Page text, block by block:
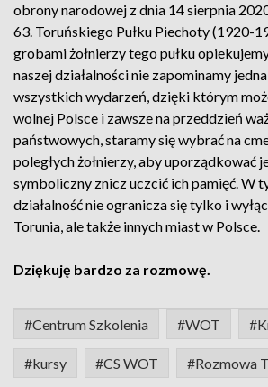
obrony narodowej z dnia 14 sierpnia
63. Toruńskiego Pułku Piechoty (1920-
grobami żołnierzy tego pułku
naszej działalności nie zapominamy
wszystkich wydarzeń, dzięki którym
wolnej Polsce i zawsze na przeddzień
państwowych, staramy się wybrać na
poległych żołnierzy, aby uporządkować
symboliczny znicz uczcić ich pamięć. W
działalność nie ogranicza się tylko i
Torunia, ale także innych miast w Polsce.
Dziękuję bardzo za rozmowę.
#Centrum Szkolenia #WOT
#kursy #CS WOT #Rozmowa